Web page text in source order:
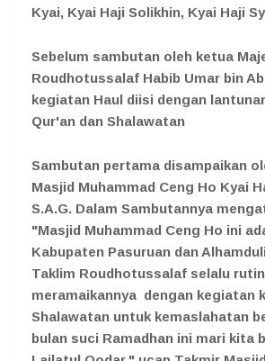
Kyai, Kyai Haji Solikhin, Kyai Haji
Sebelum sambutan oleh ketua
Roudhotussalaf Habib Umar bin
kegiatan Haul diisi dengan
Qur'an dan Shalawatan
Sambutan pertama disampaikan
Masjid Muhammad Ceng Ho Kyai
S.A.G. Dalam Sambutannya
"Masjid Muhammad Ceng Ho ini
Kabupaten Pasuruan dan
Taklim Roudhotussalaf selalu rutin
meramaikannya dengan kegiatan
Shalawatan untuk kemaslahatan
bulan suci Ramadhan ini mari kita